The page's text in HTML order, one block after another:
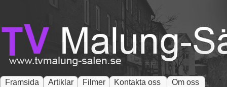
Framsida Artiklar Filmer Kontakta oss Om oss